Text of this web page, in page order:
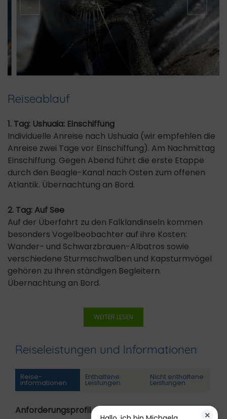
← →
Reiseablauf
1. Tag: Ushuaia: Einschiffung
Individuelle Anreise nach Ushuaia (wir empfehlen die
Anreise zwei Tage vor Einschiffung). Am Nachmittag
Einschiffung. Gegen Abend führt die erste Etappe
durch den Beagle-Kanal nach Osten zum offenen
Atlantik. Übernachtung an Bord.
2. Tag: Auf See
Auf der Überfahrt zu den Falklandinseln kommen
besonders Vogelbeobachter auf ihre Kosten:
Wander- und Schwarzbrauen-Albatros sowie
verschiedene Sturmschwalben und Kapsturmvögel
gehören zu Ihren ständigen Begleitern.
Übernachtung an Bord.
WEITER LESEN
Reiseleistungen und Informationen
Reise­
informationen
Enthaltene
Leistungen
Nicht enthaltene
Leistungen
Anforderungsprofil
×